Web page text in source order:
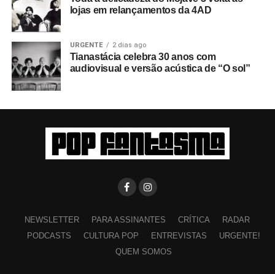
lojas em relançamentos da 4AD
URGENTE 2 dias ago
Tianastácia celebra 30 anos com
audiovisual e versão acústica de “O sol”
NEWSLETTER PARA ASSINANTES CRÍTICA
RADAR
PODCASTS
CULTURA POP ENTREVISTAS
URGENTE!
QUEM SOMOS